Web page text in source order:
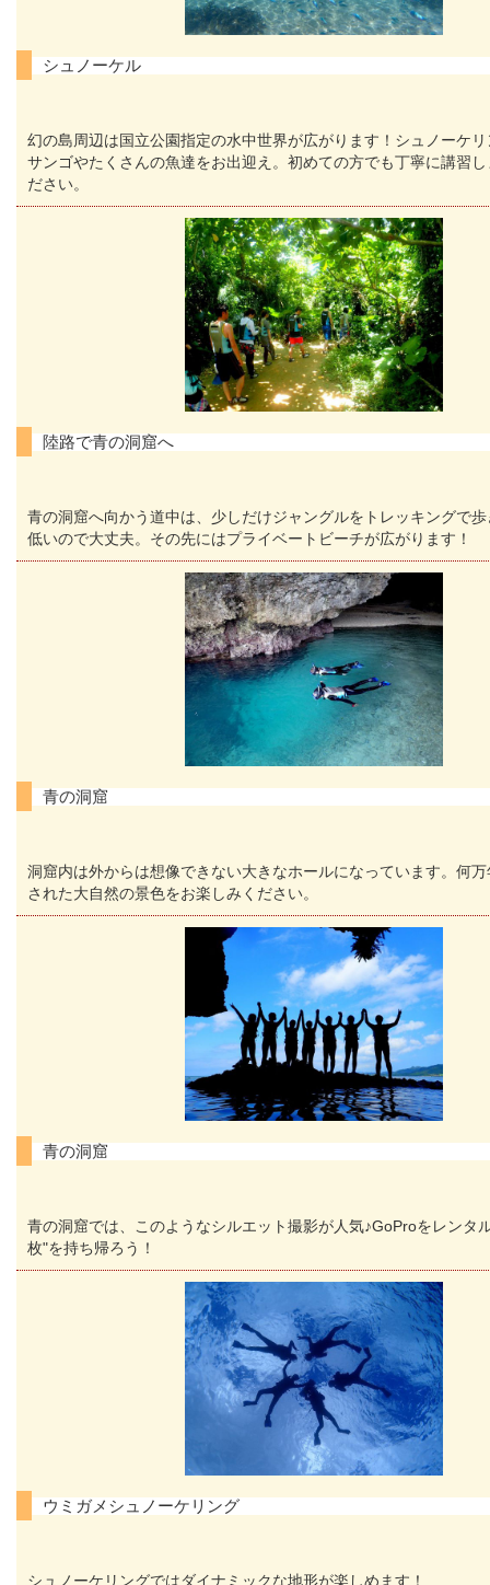
シュノーケル
幻の島周辺は国立公園指定の水中世界が広がります！シュノーケ
サンゴやたくさんの魚達をお出迎え。初めての方でも丁寧に講習
ださい。
陸路で青の洞窟へ
青の洞窟へ向かう道中は、少しだけジャングルをトレッキングで
低いので大丈夫。その先にはプライベートビーチが広がります！
青の洞窟
洞窟内は外からは想像できない大きなホールになっています。何
された大自然の景色をお楽しみください。
青の洞窟
青の洞窟では、このようなシルエット撮影が人気♪GoProをレンタ
枚"を持ち帰ろう！
ウミガメシュノーケリング
シュノーケリングではダイナミックな地形が楽しめます！